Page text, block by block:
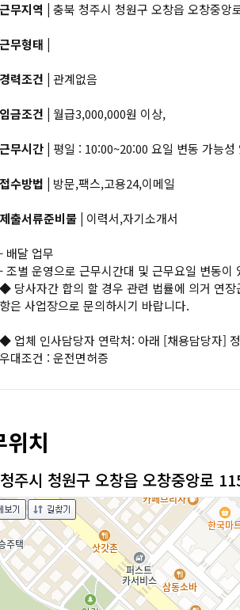
근무지역 | 충북 청주시 청원구 오창읍 오창중앙
근무형태 |
경력조건 | 관계없음
임금조건 | 월급3,000,000원 이상,
근무시간 | 평일 : 10:00~20:00 요일 변동 가능
접수방법 | 방문,팩스,고용24,이메일
제출서류준비물 | 이력서,자기소개서
- 배달 업무
- 조별 운영으로 근무시간대 및 근무요일 변동
◆ 당사자간 합의 할 경우 관련 법률에 의거 연
항은 사업장으로 문의하시기 바랍니다.
◆ 업체 인사담당자 연락처: 아래 [채용담당자]
우대조건 : 운전면허증
위치
주시 청원구 오창읍 오창중앙로